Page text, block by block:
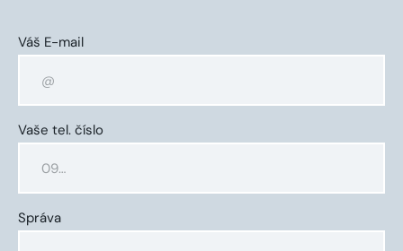
Váš E-mail
Vaše tel. číslo
Správa